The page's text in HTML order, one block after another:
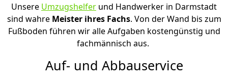
Unsere Umzugshelfer und Handwerker in Darmstadt
sind wahre Meister ihres Fachs. Von der Wand bis zum
Fußboden führen wir alle Aufgaben kostengünstig und
fachmännisch aus.
Auf- und Abbauservice